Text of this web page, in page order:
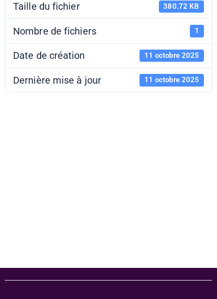
Taille du fichier 380.72 KB
Nombre de fichiers 1
Date de création 11 octobre 2025
Dernière mise à jour 11 octobre 2025